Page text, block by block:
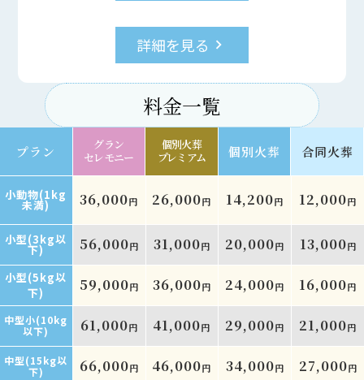
詳細を見る keyboard_arrow_right
料金一覧
プラン
グラン
セレモニー
個別火葬
プレミアム
個別火葬 合同火葬
小動物(1kg
未満) 36,000円 26,000円 14,200円 12,000円
小型(3kg以
下) 56,000円 31,000円 20,000円 13,000円
小型(5kg以
下)
59,000円 36,000円 24,000円 16,000円
中型小(10kg
以下)
61,000円 41,000円 29,000円 21,000円
中型(15kg以
下)
66,000円 46,000円 34,000円 27,000円